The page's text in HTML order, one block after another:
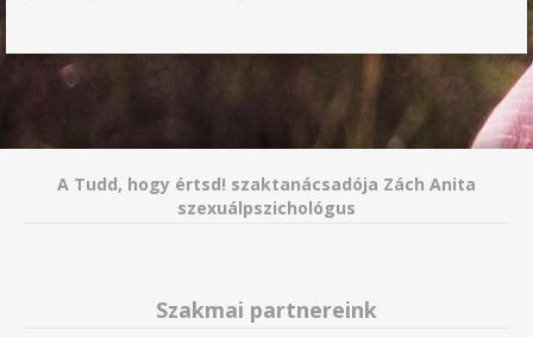
A Tudd, hogy értsd! szaktanácsadója Zách Anita
szexuálpszichológus
Szakmai partnereink